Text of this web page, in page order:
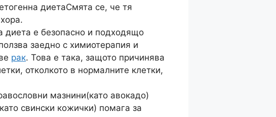
диетаСмята се, че тя
диета е безопасно и подходящо
заедно с химиотерапия и
рак. Това е така, защото причинява
отколкото в нормалните клетки,
мазнини(като авокадо)
свински кожички) помага за